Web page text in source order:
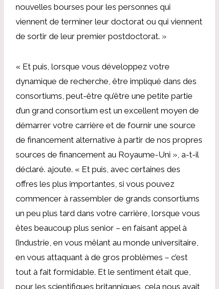
nouvelles bourses pour les personnes qui
viennent de terminer leur doctorat ou qui viennent
de sortir de leur premier postdoctorat. »
« Et puis, lorsque vous développez votre
dynamique de recherche, être impliqué dans des
consortiums, peut-être qu’être une petite partie
d’un grand consortium est un excellent moyen de
démarrer votre carrière et de fournir une source
de financement alternative à partir de nos propres
sources de financement au Royaume-Uni », a-t-il
déclaré. ajoute. « Et puis, avec certaines des
offres les plus importantes, si vous pouvez
commencer à rassembler de grands consortiums
un peu plus tard dans votre carrière, lorsque vous
êtes beaucoup plus senior – en faisant appel à
l’industrie, en vous mêlant au monde universitaire,
en vous attaquant à de gros problèmes – c’est
tout à fait formidable. Et le sentiment était que,
pour les scientifiques britanniques, cela nous avait